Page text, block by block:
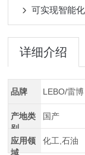
可实现智能
详细介绍
品牌 LEBO/雷博
产地类
别
国产
应用领
域
化工,石油